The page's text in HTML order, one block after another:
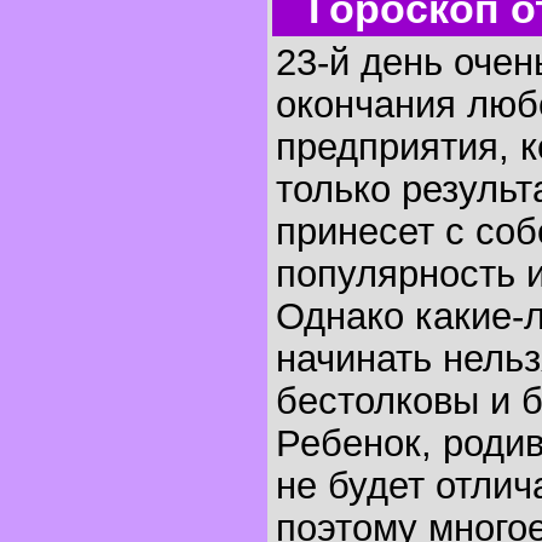
Гороскоп
23-й день
окончания
предприятия,
только
принесет с
популярность
Однако
начинать
бестолковы и
Ребенок,
не будет
поэтому